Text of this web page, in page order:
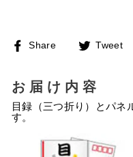
Share
Facebook
ア
す
る
Tweet
お届け内容
目録（三つ折り）とパネ
す。